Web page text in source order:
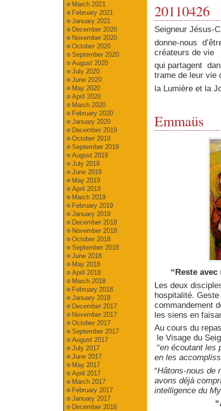
20110426
Seigneur Jésus-
donne-nous
créateurs de vie
qui partagent
trame de leur vie
la Lumière et la
Emmaüs
“Reste
Les deux
hospitalité.
commandement
les siens en
Au cours du
le Visage du
“en écoutant les
en les
“Hâtons-nous de
avons déjà
intelligence du
March 2021
February 2021
January 2021
December 2020
November 2020
October 2020
September 2020
August 2020
July 2020
June 2020
May 2020
April 2020
March 2020
February 2020
January 2020
December 2019
October 2019
September 2019
August 2019
July 2019
June 2019
May 2019
April 2019
March 2019
February 2019
January 2019
December 2018
November 2018
October 2018
September 2018
June 2018
May 2018
April 2018
March 2018
February 2018
January 2018
December 2017
November 2017
October 2017
September 2017
August 2017
July 2017
June 2017
May 2017
April 2017
March 2017
February 2017
January 2017
December 2016